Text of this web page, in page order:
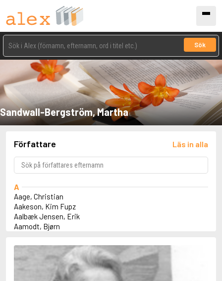
Sök
Sandwall-Bergström, Martha
Författare Läs in alla
A
Aage, Christian
Aakeson, Kim Fupz
Aalbæk Jensen, Erik
Aamodt, Bjørn
Abbey, Kieran
Abbot, Anthony
Abbott, Megan